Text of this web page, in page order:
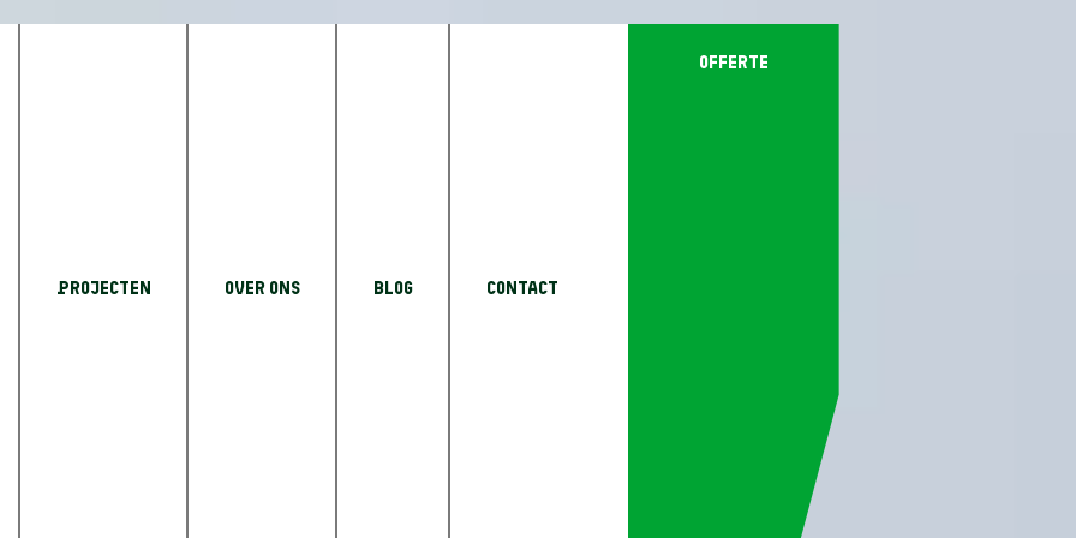
Projecten Over Ons Blog Contact
offerte
een